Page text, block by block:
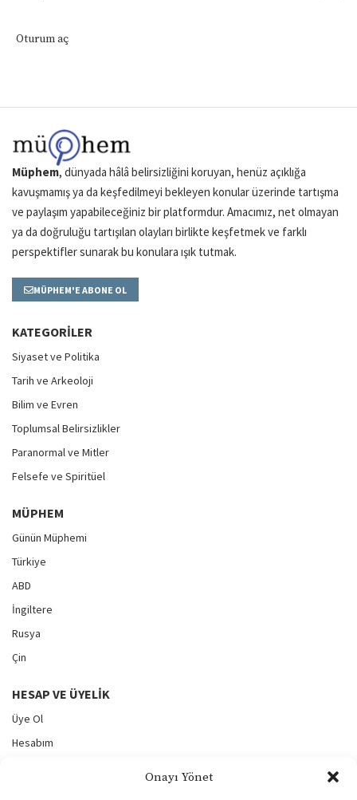
Onayı Yönet
Oturum aç
Müphem, dünyada hâlâ belirsizliğini koruyan, henüz açıklığa
kavuşmamış ya da keşfedilmeyi bekleyen konular üzerinde tartışma
ve paylaşım yapabileceğiniz bir platformdur. Amacımız, net olmayan
ya da doğruluğu tartışılan olayları birlikte keşfetmek ve farklı
perspektifler sunarak bu konulara ışık tutmak.
MÜPHEM'E ABONE OL
KATEGORILER
Siyaset ve Politika
Tarih ve Arkeoloji
Bilim ve Evren
Toplumsal Belirsizlikler
Paranormal ve Mitler
Felsefe ve Spiritüel
MÜPHEM
Günün Müphemi
Türkiye
ABD
İngiltere
Rusya
Çin
HESAP VE ÜYELIK
Üye Ol
Hesabım